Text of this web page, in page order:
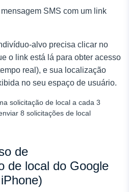
SMS com um link
alvo precisa clicar no
o link está lá para obter acesso
real), e sua localização
no seu espaço de usuário.
solicitação de local a cada 3
8 solicitações de local
de
de local do Google